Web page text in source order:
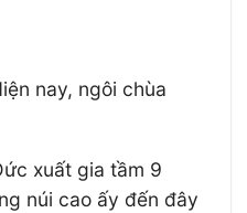
nay, ngôi chùa
xuất gia tầm 9
núi cao ấy đến đây